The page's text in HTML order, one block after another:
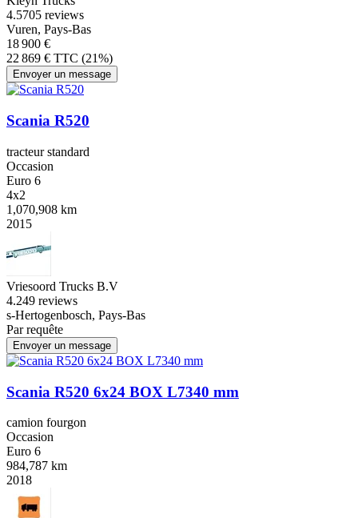
4.5705 reviews
Vuren, Pays-Bas
18 900 €
22 869 € TTC (21%)
Envoyer un message
Scania R520
tracteur standard
Occasion
Euro 6
4x2
1,070,908 km
2015
Vriesoord Trucks B.V
4.249 reviews
s-Hertogenbosch, Pays-Bas
Par requête
Envoyer un message
Scania R520 6x24 BOX L7340 mm
camion fourgon
Occasion
Euro 6
984,787 km
2018